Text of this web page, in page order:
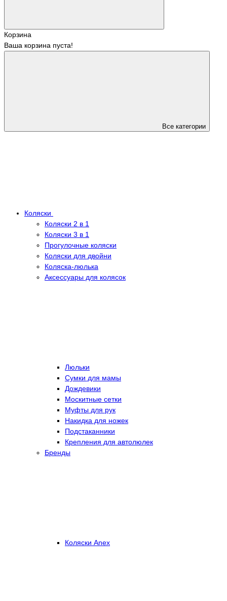
Корзина
Ваша корзина пуста!
Все категории
Коляски
Коляски 2 в 1
Коляски 3 в 1
Прогулочные коляски
Коляски для двойни
Коляска-люлька
Аксессуары для колясок
Люльки
Сумки для мамы
Дождевики
Москитные сетки
Муфты для рук
Накидка для ножек
Подстаканники
Крепления для автолюлек
Бренды
Коляски Anex